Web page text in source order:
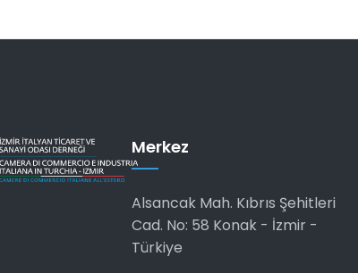
Merkez
Alsancak Mah. Kıbrıs Şehitleri
Cad. No: 58 Konak - İzmir -
Türkiye